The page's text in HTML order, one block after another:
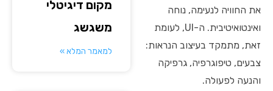
את החוויה לנעימה, נוחה
ואינטואיטיבית. ה-UI, לעומת
זאת, מתמקד בעיצוב הנראות:
צבעים, טיפוגרפיה, גרפיקה
והנעה לפעולה.
מקום דיגיטלי
משגשג
למאמר המלא »